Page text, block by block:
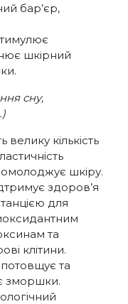
бар’єр,
шкірний
сну,
велику кількість
омолоджує шкіру.
здоров’я
для
та
клітини.
та
зморшки.